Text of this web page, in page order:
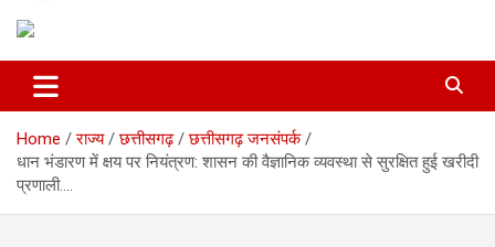
News 36
Home राज्य छत्तीसगढ़
छत्तीसगढ़ जनसंपर्क
धान भंडारण में क्षय पर नियंत्रण: शासन की वैज्ञानिक व्यवस्था से सुरक्षित हुई खरीदी
प्रणाली….